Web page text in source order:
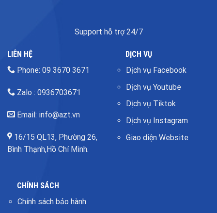
Support hỗ trợ 24/7
LIÊN HỆ
Phone: 09 3670 3671
Zalo : 0936703671
Email: info@azt.vn
16/15 QL13, Phường 26,
Bình Thạnh,Hồ Chí Minh.
DỊCH VỤ
Dịch vụ Facebook
Dịch vụ Youtube
Dịch vụ Tiktok
Dịch vụ Instagram
Giao diện Website
CHÍNH SÁCH
Chính sách bảo hành